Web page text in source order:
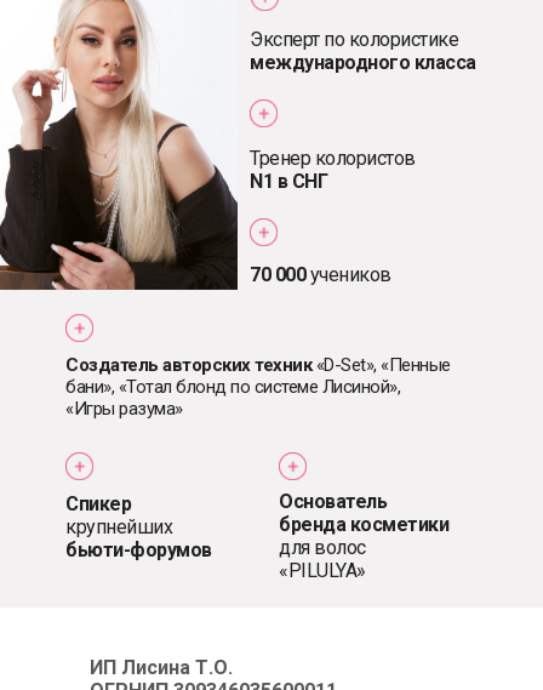
Эксперт по колористике
международного класса
Создатель авторских техник«D-Set», «Пенные
бани», «Тотал блонд по системе Лисиной»,
«Игры разума»
Тренер колористов
N1 в СНГ
70 000учеников
Основатель
бренда косметики
для волос
«PILULYA»
Спикер
крупнейших
бьюти-форумов
ИП Лисина Т.О.